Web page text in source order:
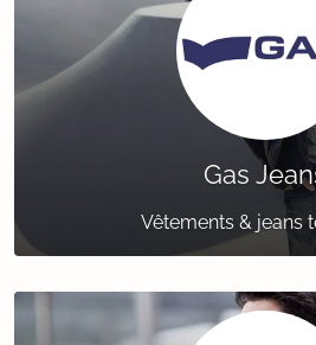
Gas
Vêtements & jeans